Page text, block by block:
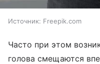
Источник: Freepik.com
Часто при этом
голова смещаются